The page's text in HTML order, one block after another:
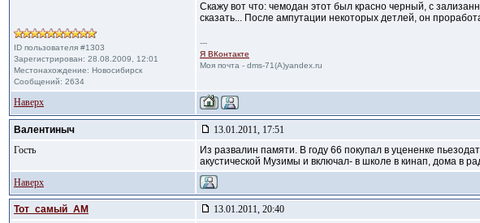
ID пользователя #1303
Зарегистрирован: 28.08.2009, 12:01
Местонахождение: Новосибирск
Сообщений: 2634
Скажу вот что: чемодан этот был красно черный, с
сказать... После ампутации некоторых детлей, он
---
Я ВКонтакте
Моя почта - dms-71(A)yandex.ru
Наверх
Валентиныч
13.01.2011, 17:51
Гость
Из развалин памяти. В году 66 покупал в уцененке
акустической Музимы и включал- в школе в кинап, дома в
Наверх
Тот_самый_АМ 13.01.2011, 20:40